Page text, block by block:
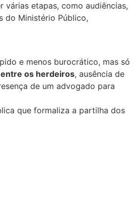
etapas, como audiências,
do Ministério Público,
e menos burocrático, mas só
os herdeiros, ausência de
de um advogado para
que formaliza a partilha dos